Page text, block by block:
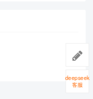
deepseek
客服